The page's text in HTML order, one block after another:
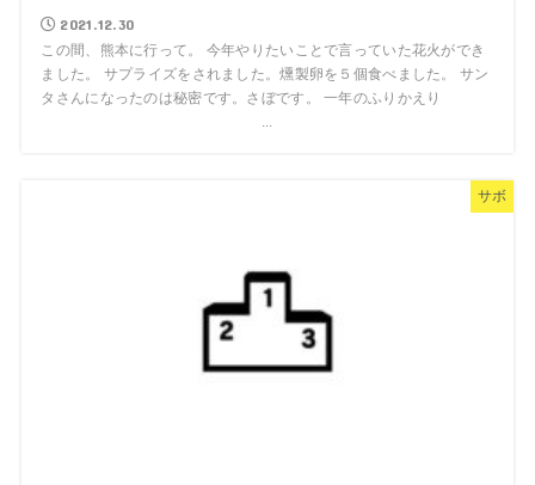
2021.12.30
この間、熊本に行って。 今年やりたいことで言っていた花火ができ
ました。 サプライズをされました。燻製卵を５個食べました。 サン
タさんになったのは秘密です。さぼです。 一年のふりかえり
サボ